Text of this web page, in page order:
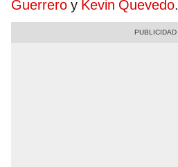
Guerrero y Kevin Quevedo.